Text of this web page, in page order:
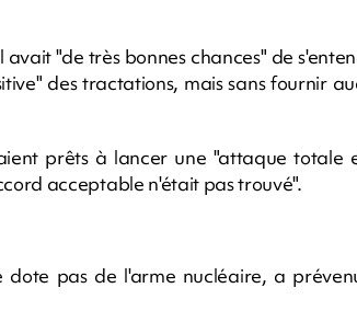
"de très bonnes chances" de
des tractations, mais sans fournir
prêts à lancer une "attaque totale
acceptable n'était pas trouvé".
dote pas de l'arme nucléaire, a